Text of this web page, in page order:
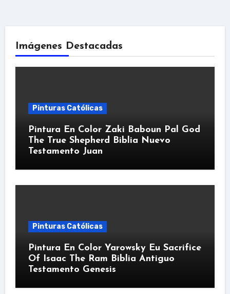
Imágenes Destacadas
Pinturas Católicas
Pintura En Color Zaki Baboun Pal God
The True Shepherd Biblia Nuevo
Testamento Juan
Pinturas Católicas
Pintura En Color Yarowsky Eu Sacrifice
Of Isaac The Ram Biblia Antiguo
Testamento Genesis